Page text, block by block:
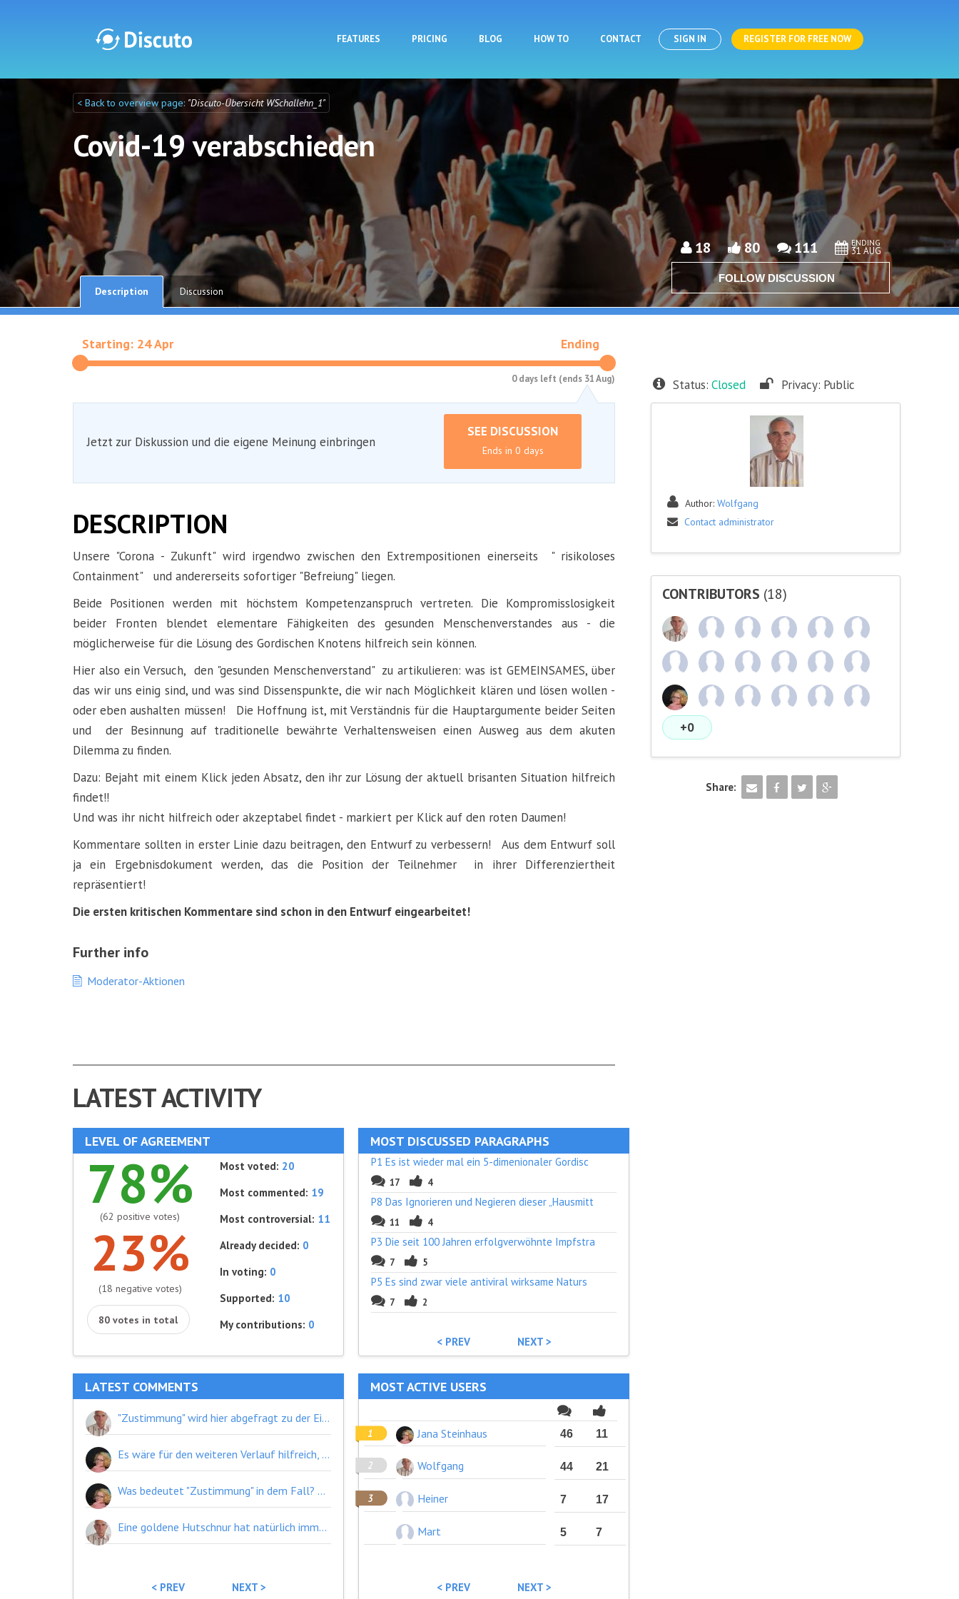
FEATURES PRICING BLOG HOW TO CONTACT SIGN IN REGISTER FOR FREE NOW
Discuto
< Back to overview page: "Discuto-Übersicht WSchallehn_1"
Covid-19 verabschieden
18 80 111 ENDING
31 AUG
FOLLOW DISCUSSION
Description Discussion
Starting: 24 Apr Ending
0 days left (ends 31 Aug)
Jetzt zur Diskussion und die eigene Meinung einbringen
SEE DISCUSSION
Ends in 0 days
DESCRIPTION
Unsere "Corona - Zukunft" wird irgendwo zwischen den Extrempositionen einerseits " risikoloses
Containment" und andererseits sofortiger "Befreiung" liegen.
Beide Positionen werden mit höchstem Kompetenzanspruch vertreten. Die Kompromisslosigkeit
beider Fronten blendet elementare Fähigkeiten des gesunden Menschenverstandes aus - die
möglicherweise für die Lösung des Gordischen Knotens hilfreich sein können.
Hier also ein Versuch, den "gesunden Menschenverstand" zu artikulieren: was ist GEMEINSAMES, über
das wir uns einig sind, und was sind Dissenspunkte, die wir nach Möglichkeit klären und lösen wollen -
oder eben aushalten müssen! Die Hoffnung ist, mit Verständnis für die Hauptargumente beider Seiten
und der Besinnung auf traditionelle bewährte Verhaltensweisen einen Ausweg aus dem akuten
Dilemma zu finden.
Dazu: Bejaht mit einem Klick jeden Absatz, den ihr zur Lösung der aktuell brisanten Situation hilfreich
findet!!
Und was ihr nicht hilfreich oder akzeptabel findet - markiert per Klick auf den roten Daumen!
Kommentare sollten in erster Linie dazu beitragen, den Entwurf zu verbessern! Aus dem Entwurf soll
ja ein Ergebnisdokument werden, das die Position der Teilnehmer in ihrer Differenziertheit
repräsentiert!
Die ersten kritischen Kommentare sind schon in den Entwurf eingearbeitet!
Further info
Moderator-Aktionen
LATEST ACTIVITY
LEVEL OF AGREEMENT
78%
(62 positive votes)
23%
(18 negative votes)
80 votes in total
Most voted: 20
Most commented: 19
Most controversial: 11
Already decided: 0
In voting: 0
Supported: 10
My contributions: 0
MOST DISCUSSED PARAGRAPHS
P1 Es ist wieder mal ein 5-dimenionaler Gordisc
17 4
P8 Das Ignorieren und Negieren dieser „Hausmitt
11 4
P3 Die seit 100 Jahren erfolgverwöhnte Impfstra
7 5
P5 Es sind zwar viele antiviral wirksame Naturs
7 2
< PREV NEXT >
LATEST COMMENTS
"Zustimmung" wird hier abgefragt zu der Einsicht, dass es sich um eine mehrfach vertrackte Situation handelt, die mit schwrz/weiß-Entscheidungen nicht zu bewältigen ist. Jede "Dimension" wird anschließend diskutiert, soweit sie für das Verabschieden des Corona-Dilemmas relevant erscheint. Natürlich gibt es dazu unendlich(!) viele Details, die jedoch in einem solchen Diskurs beim besten Willen nicht vollständig erfassbar sind. Siehe die "Beschreibung" zu diesem Diskurs!
Es wäre für den weiteren Verlauf hilfreich, wenn der Begriff "Naturheilmittel" definiert würde. Ingwer und Thymian kann man sehr wohl standardisieren.
Was bedeutet "Zustimmung" in dem Fall? Dass wir über 5 Punkte diskutieren wollen? Oder dass wir den Spannungsfeldern zustimmen, die du hier eröffnest? Ich habe begründet, warum ich das nicht kann.
Eine goldene Hutschnur hat natürlich immer Recht!! Erst recht, wenn sie den Titel des Diskurses überlesen und das ganze Anliegen nicht verstanden hat...
< PREV NEXT >
MOST ACTIVE USERS
Jana Steinhaus 46 11
Wolfgang 44 21
Heiner 7 17
Mart 5 7
< PREV NEXT >
Status: Closed Privacy: Public
Author: Wolfgang
Contact administrator
CONTRIBUTORS (18)
+0
Share: